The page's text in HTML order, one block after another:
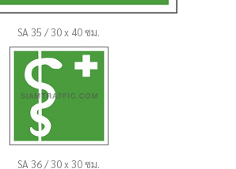
SA 35 / 30 x 40 ซม.
SA 36 / 30 x 30 ซม.